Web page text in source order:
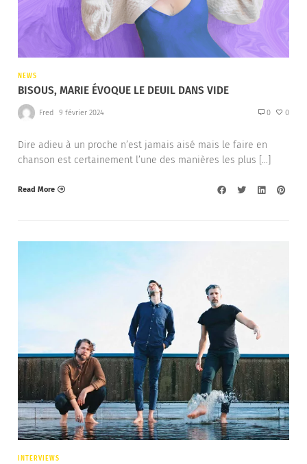
NEWS
BISOUS, MARIE ÉVOQUE LE DEUIL DANS VIDE
Fred 9 février 2024 0 0
Dire adieu à un proche n’est jamais aisé mais le faire en
chanson est certainement l’une des manières les plus […]
Read More
INTERVIEWS